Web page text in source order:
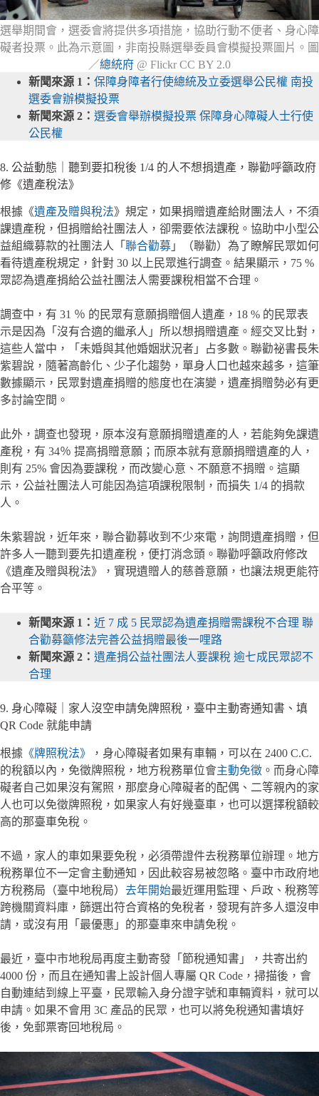
選舉期間會，選委會將提供多項措施，協助行動不便者、身心障
礙者投票。此為示意圖，非南投縣選舉委員會模擬投票圖片。圖
／總統府 @ Flickr CC BY 2.0
新聞來源 1： 保障身障者行使總統及立委選舉公民權 南投
選委會辦模擬投票
新聞來源 2： 選委會舉辦模擬投票 保障身心障礙人士行使
公民權
8. 公益動態｜聽到要扣稅後 1/4 的人不想捐遺產，聯勸呼籲政府
修《遺產稅法》
根據《遺產及贈與稅法》規定，如果捐贈遺產給財團法人，不須
課遺產稅，但捐贈給社團法人，卻需要依法課稅。協助中小型公
益組織募款的社團法人「 聯合勸募 」（聯勸）為了瞭解民眾如何
看待遺產稅規定，針對 30 以上民眾進行調查。結果顯示，75 %
眾認為遺產捐給公益社團法人需要課稅相當不合理。
調查中，有 31 ％ 的民眾有意願捐贈個人遺產，18 % 的民眾表
示是因為「沒有合適的繼承人」所以想捐贈遺產。經交叉比對，
這些人當中，「未婚與其他婚姻狀況者」占多數。聯勸祕書長朱
紫碧說，隨著高齡化、少子化趨勢，單身人口也越來越多，這筆
數據顯示，民眾對遺產捐贈的態度也在演變，遺產捐贈勢必有更
多討論空間。
此外，調查也發現，原本沒有意願捐贈遺產的人，若能夠免課遺
產稅，有 34％ 提高捐贈意願；而原本就有意願捐贈遺產的人，
則有 25% 會因為要課稅，而改變心意、不願意不捐贈。這顯
示，公益社團法人可能因為這項課稅限制，而損失 1/4 的捐款
人。
朱紫碧說，近年來，聯合勸募收到不少來電，詢問遺產捐贈，但
許多人一聽到要先扣遺產稅，便打消念頭。聯勸呼籲政府修改
《遺產及贈與稅法》，實現遺贈人的慈善意願，也讓法規更能符
合平等。
新聞來源 1： 近 7 成 5 民眾認為遺產捐贈需課稅不合理 聯
合勸募籲修法完善公益捐贈最後一哩路
新聞來源 2： 遺產捐公益社團法人要課稅 逾七成民眾認不
合理
9. 身心障礙｜家人沒空申請免牌照稅，臺中主動寄通知書、填
QR Code 就能申請
根據 《牌照稅法》
，身心障礙者如果有車輛，可以在 2400 C.C.
的稅額以內，免徵牌照稅，地方稅務單位會主動免徵 。而身心障
礙者自己如果沒有駕照，那麼身心障礙者的配偶、二等親內的家
人也可以免徵牌照稅，如果家人有好幾臺車，也可以選擇稅額較
高的那臺車免稅。
不過，家人的車如果要免稅，必須帶證件去稅務單位辦理。地方
稅務單位不一定會主動通知，因此較容易被忽略。臺中市政府地
方稅務局（臺中地稅局） 去年開始最近運用監理、戶政、稅務等
跨機關資料庫，篩選出符合資格的免稅者，發現有許多人還沒申
請，或沒有用「最優惠」的那臺車來申請免稅。
最近，臺中市地稅局再度主動寄發「節稅通知書」，共寄出約
4000 份，而且在通知書上設計個人專屬 QR Code，掃描後，會
自動連結到線上平臺，民眾輸入身分證字號和車輛資料，就可以
申請。如果不會用 3C 產品的民眾，也可以將免稅通知書填好
後，免郵票寄回地稅局。